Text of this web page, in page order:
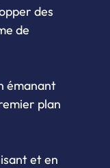
des
de
émanant
plan
et en